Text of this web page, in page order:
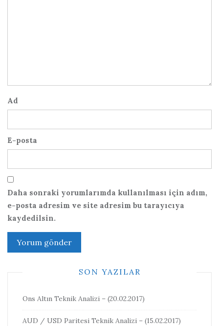
Ad
E-posta
Daha sonraki yorumlarımda kullanılması için adım,
e-posta adresim ve site adresim bu tarayıcıya
kaydedilsin.
SON YAZILAR
Ons Altın Teknik Analizi – (20.02.2017)
AUD / USD Paritesi Teknik Analizi – (15.02.2017)